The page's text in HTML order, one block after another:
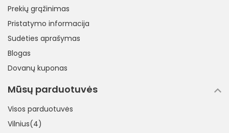
Prekių grąžinimas
Pristatymo informacija
Sudėties aprašymas
Blogas
Dovanų kuponas
Mūsų parduotuvės
Visos parduotuvės
Vilnius(4)